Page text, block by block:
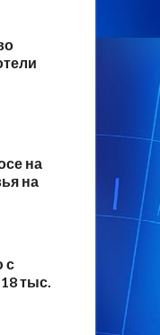
на
на
с
тыс.